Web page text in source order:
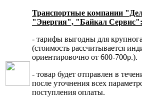
Транспортные компании
"Энергия", "Байкал Сервис":
- тарифы выгодны для
(стоимость рассчитывается
ориентировочно от 600-700р.).
- товар будет отправлен в
после уточнения всех
поступления оплаты.